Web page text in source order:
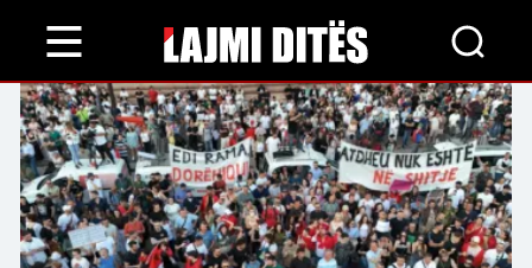
content